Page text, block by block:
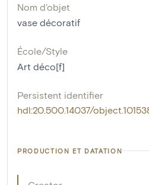
Nom d'objet
vase décoratif
École/Style
Art déco[f]
Persistent identifier
hdl:20.500.14037/
PRODUCTION ET DATATION